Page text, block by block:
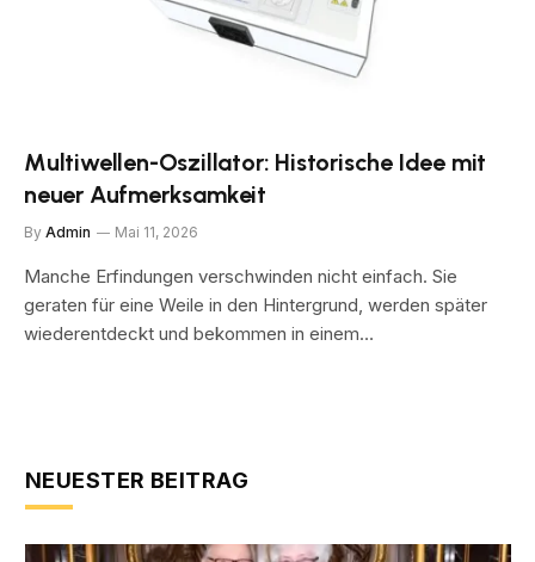
Multiwellen-Oszillator: Historische Idee mit
neuer Aufmerksamkeit
By Admin Mai 11, 2026
Manche Erfindungen verschwinden nicht einfach. Sie
geraten für eine Weile in den Hintergrund, werden später
wiederentdeckt und bekommen in einem…
NEUESTER BEITRAG